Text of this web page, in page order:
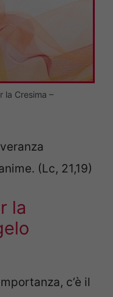
la Cresima –
(Lc, 21,19)
la
c’è il